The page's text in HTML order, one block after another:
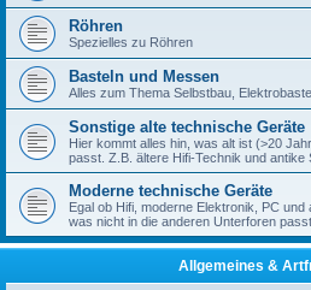
Röhren
Spezielles zu Röhren
Basteln und Messen
Alles zum Thema Selbstbau,
Sonstige alte technische Geräte
Hier kommt alles hin, was alt ist (>20
passt. Z.B. ältere Hifi-Technik und antike
Moderne technische Geräte
Egal ob Hifi, moderne Elektronik, PC
was nicht in die anderen Unterforen passt.
Allgemeines &